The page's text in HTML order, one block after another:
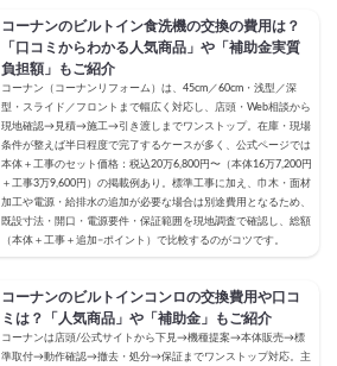
コーナンのビルトイン食洗機の交換の費用は？
「口コミからわかる人気商品」や「補助金実質
負担額」もご紹介
コーナン（コーナンリフォーム）は、45cm／60cm・浅型／深
型・スライド／フロントまで幅広く対応し、店頭・Web相談から
現地確認→見積→施工→引き渡しまでワンストップ。在庫・現場
条件が整えば半日程度で完了するケースが多く、公式ページでは
本体＋工事のセット価格：税込20万6,800円〜（本体16万7,200円
＋工事3万9,600円）の掲載例あり。標準工事に加え、巾木・面材
加工や電源・給排水の追加が必要な場合は別途費用となるため、
既設寸法・開口・電源要件・保証範囲を現地調査で確認し、総額
（本体＋工事＋追加−ポイント）で比較するのがコツです。
コーナンのビルトインコンロの交換費用や口コ
ミは？「人気商品」や「補助金」もご紹介
コーナンは店頭/公式サイトから下見→機種提案→本体販売→標
準取付→動作確認→撤去・処分→保証までワンストップ対応。主